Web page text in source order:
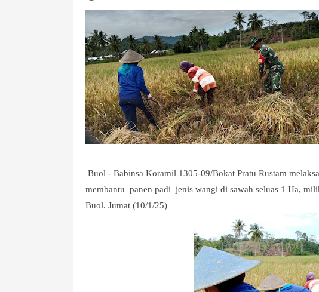
Buol - Babinsa Koramil 1305-09/Bokat Pratu Rustam
membantu panen padi jenis wangi di sawah seluas 1 Ha,
Buol. Jumat (10/1/25)